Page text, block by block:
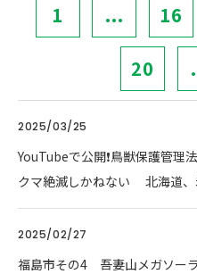
1 ... 16
20
2025/03/25
YouTubeで公開❗鳥獣保護管理
クマ絶滅しかねない 北海道、
2025/02/27
福島市その4 吾妻山メガソー